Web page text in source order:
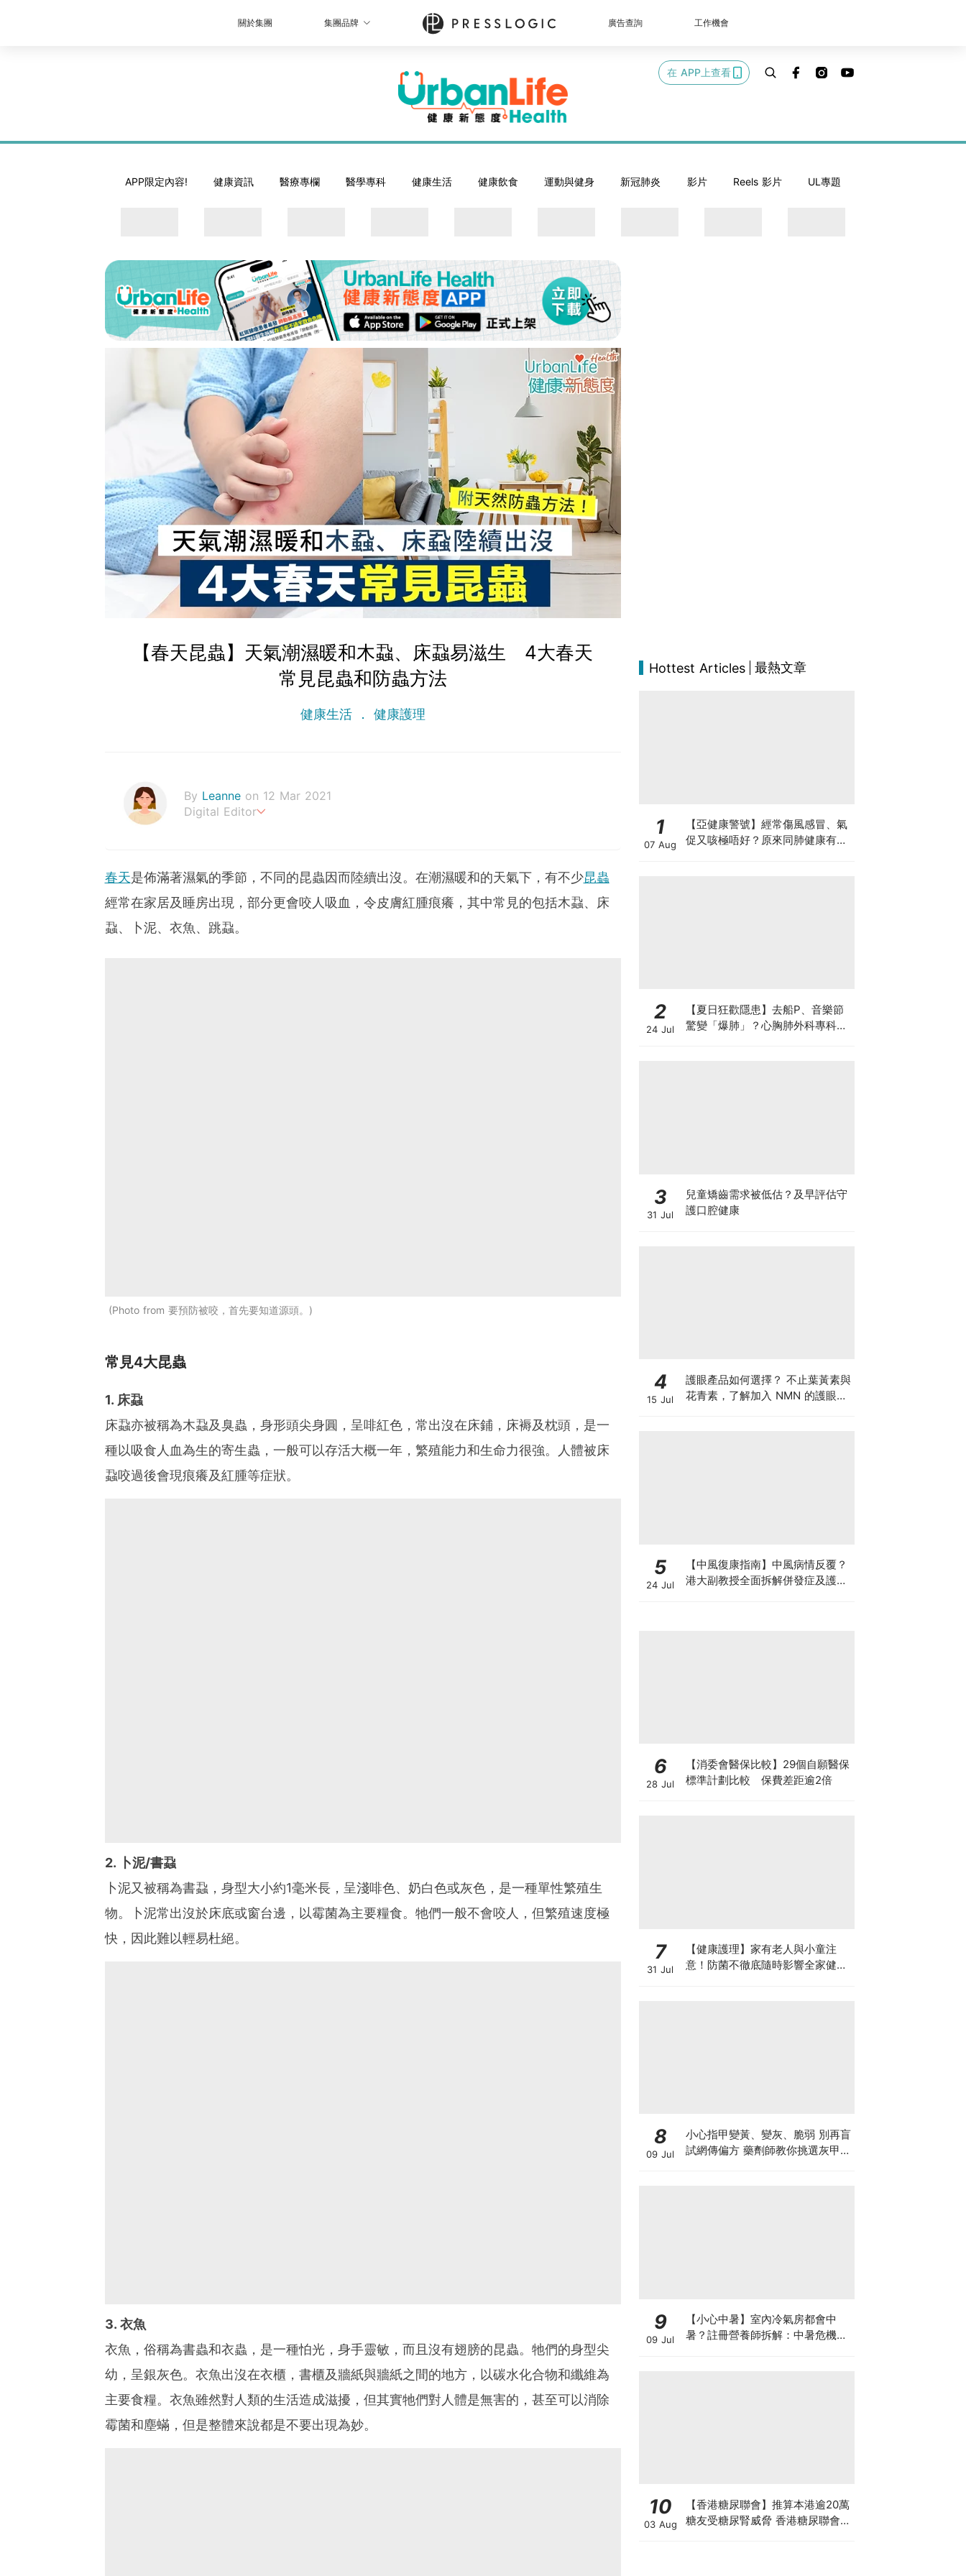
關於集團 集團品牌 廣告查詢 工作機會
在 APP上查看
APP限定內容! 健康資訊 醫療專欄 醫學專科 健康生活 健康飲食 運動與健身 新冠肺炎 影片 Reels 影片 UL專題
【春天昆蟲】天氣潮濕暖和木蝨、床蝨易滋生 4大春天
常見昆蟲和防蟲方法
健康生活 健康護理
By Leanne on 12 Mar 2021
Digital Editor
春天是佈滿著濕氣的季節，不同的昆蟲因而陸續出沒。在潮濕暖和的天氣下，有不少昆蟲
經常在家居及睡房出現，部分更會咬人吸血，令皮膚紅腫痕癢，其中常見的包括木蝨、床
蝨、卜泥、衣魚、跳蝨。
Photo from 要預防被咬，首先要知道源頭。
常見4大昆蟲
1. 床蝨
床蝨亦被稱為木蝨及臭蟲，身形頭尖身圓，呈啡紅色，常出沒在床鋪，床褥及枕頭，是一
種以吸食人血為生的寄生蟲，一般可以存活大概一年，繁殖能力和生命力很強。人體被床
蝨咬過後會現痕癢及紅腫等症狀。
2. 卜泥/書蝨
卜泥又被稱為書蝨，身型大小約1毫米長，呈淺啡色、奶白色或灰色，是一種單性繁殖生
物。卜泥常出沒於床底或窗台邊，以霉菌為主要糧食。牠們一般不會咬人，但繁殖速度極
快，因此難以輕易杜絕。
3. 衣魚
衣魚，俗稱為書蟲和衣蟲，是一種怕光，身手靈敏，而且沒有翅膀的昆蟲。牠們的身型尖
幼，呈銀灰色。衣魚出沒在衣櫃，書櫃及牆紙與牆紙之間的地方，以碳水化合物和纖維為
主要食糧。衣魚雖然對人類的生活造成滋擾，但其實牠們對人體是無害的，甚至可以消除
霉菌和塵蟎，但是整體來說都是不要出現為妙。
Hottest Articles 最熱文章
1
07 Aug
【亞健康警號】經常傷風感冒、氣
促又咳極唔好？原來同肺健康有
2
24 Jul
【夏日狂歡隱患】去船P、音樂節
驚變「爆肺」？心胸肺外科專科醫
3
31 Jul
兒童矯齒需求被低估？及早評估守
護口腔健康
4
15 Jul
護眼產品如何選擇？ 不止葉黃素與
花青素，了解加入 NMN 的護眼方
5
24 Jul
【中風復康指南】中風病情反覆？
港大副教授全面拆解併發症及護理
6
28 Jul
【消委會醫保比較】29個自願醫保
標準計劃比較 保費差距逾2倍
7
31 Jul
【健康護理】家有老人與小童注
意！防菌不徹底隨時影響全家健康
8
09 Jul
小心指甲變黃、變灰、脆弱 別再盲
試網傳偏方 藥劑師教你挑選灰甲產
9
09 Jul
【小心中暑】室內冷氣房都會中
暑？註冊營養師拆解：中暑危機及
10
03 Aug
【香港糖尿聯會】推算本港逾20萬
糖友受糖尿腎威脅 香港糖尿聯會